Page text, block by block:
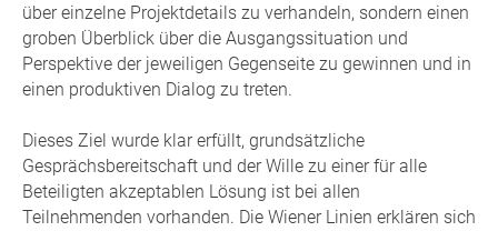
über einzelne Projektdetails zu verhandeln, sondern einen
groben Überblick über die Ausgangssituation und
Perspektive der jeweiligen Gegenseite zu gewinnen und in
einen produktiven Dialog zu treten.
Dieses Ziel wurde klar erfüllt, grundsätzliche
Gesprächsbereitschaft und der Wille zu einer für alle
Beteiligten akzeptablen Lösung ist bei allen
Teilnehmenden vorhanden. Die Wiener Linien erklären sich